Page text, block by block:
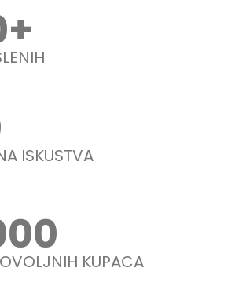
+
ISKUSTVA
KUPACA